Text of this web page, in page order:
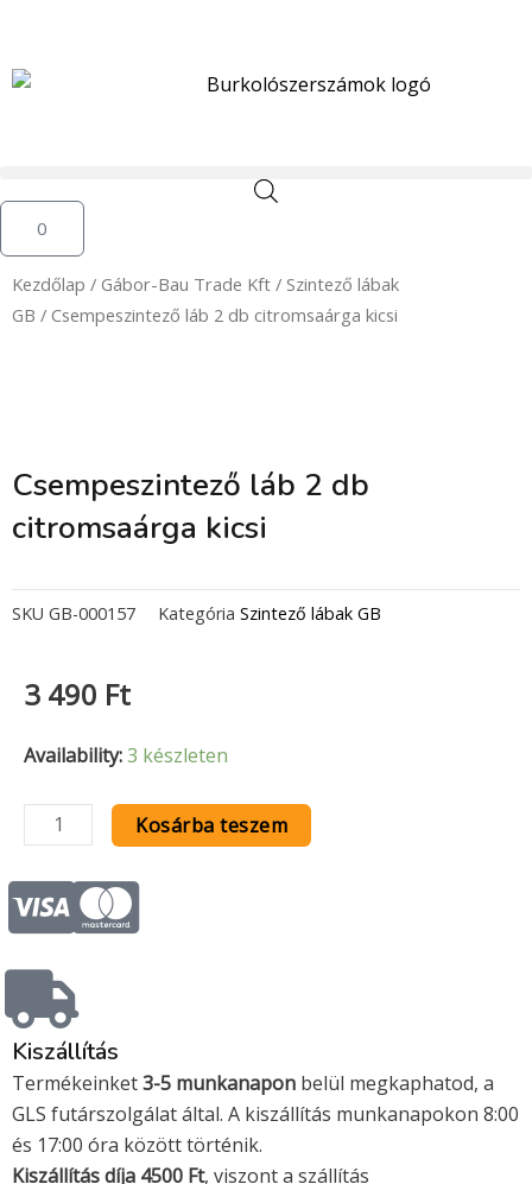
content
0
Kosár
Kezdőlap / Gábor-Bau Trade Kft / Szintező lábak
GB / Csempeszintező láb 2 db citromsaárga kicsi
Csempeszintező láb 2 db
citromsaárga kicsi
SKU GB-000157 Kategória Szintező lábak GB
3 490 Ft
Availability:3 készleten
Csempeszintező
db
citromsaárga
kicsi
mennyiség
Kosárba teszem
C
c
-
v
i
C
-
m
a
Kiszállítás
Termékeinket3-5 munkanapon belül megkaphatod, a
GLS futárszolgálat által. A kiszállítás munkanapokon 8:00
és 17:00 óra között történik.
Kiszállítás díja 4500 Ft, viszont a szállítás